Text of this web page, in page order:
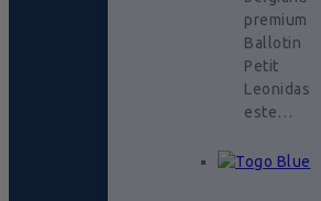
premium
Ballotin
Petit
Leonidas
este…